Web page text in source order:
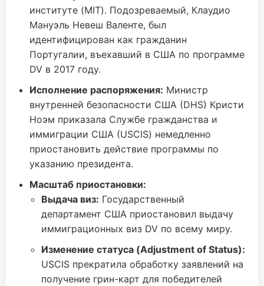
институте (MIT). Подозреваемый, Клаудио
Мануэль Невеш Валенте, был
идентифицирован как гражданин
Португалии, въехавший в США по программе
DV в 2017 году.
Исполнение распоряжения: Министр
внутренней безопасности США (DHS) Кристи
Ноэм приказала Службе гражданства и
иммиграции США (USCIS) немедленно
приостановить действие программы по
указанию президента.
Масштаб приостановки:
Выдача виз: Государственный
департамент США приостановил выдачу
иммиграционных виз DV по всему миру.
Изменение статуса (Adjustment of Status):
USCIS прекратила обработку заявлений на
получение грин-карт для победителей